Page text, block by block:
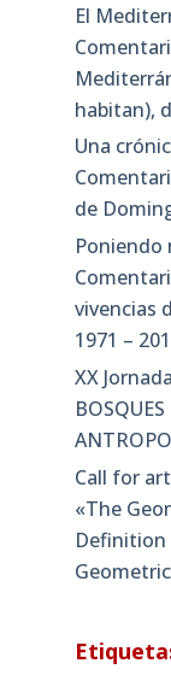
El
habitan),
Una
de
Poniendo
vivencias
1971 –
XX
Call for
«The
Definition